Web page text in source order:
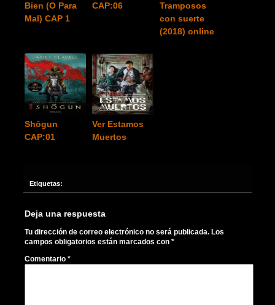
Bien (O Para
Mal) CAP 1
CAP:06
Tramposos
con suerte
(2018) online
Shōgun
CAP:01
Ver Estamos
Muertos
Etiquetas:
Deja una respuesta
Tu dirección de correo electrónico no será publicada. Los
campos obligatorios están marcados con *
Comentario *